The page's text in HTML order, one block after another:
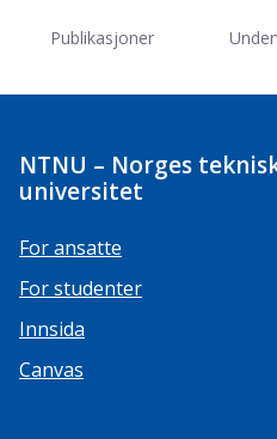
Publikasjoner
NTNU – Norges
universitet
For ansatte
For studenter
Innsida
Canvas